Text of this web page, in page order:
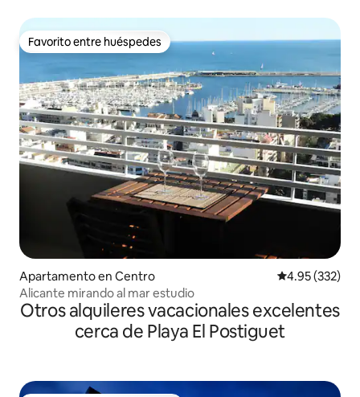
Favorito entre huéspedes
Favorito entre huéspedes
Apartamento en Centro Calificación
4.95 (332)
Alicante mirando al mar estudio
Otros alquileres vacacionales excelentes
cerca de Playa El Postiguet